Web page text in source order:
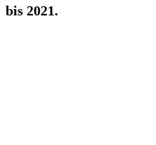
bis 2021.